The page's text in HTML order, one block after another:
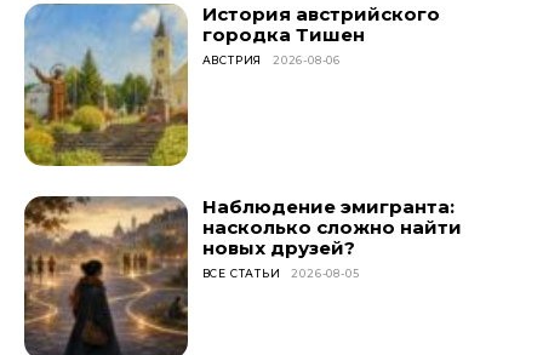
История австрийского
городка Тишен
АВСТРИЯ 2026-08-06
Наблюдение эмигранта:
насколько сложно найти
новых друзей?
ВСЕ СТАТЬИ 2026-08-05